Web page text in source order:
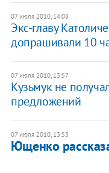
07 июля 2010, 14:08
Экс-главу
допрашивали 10
07 июля 2010, 13:57
Кузьмук не
предложений
07 июля 2010, 13:53
Ющенко